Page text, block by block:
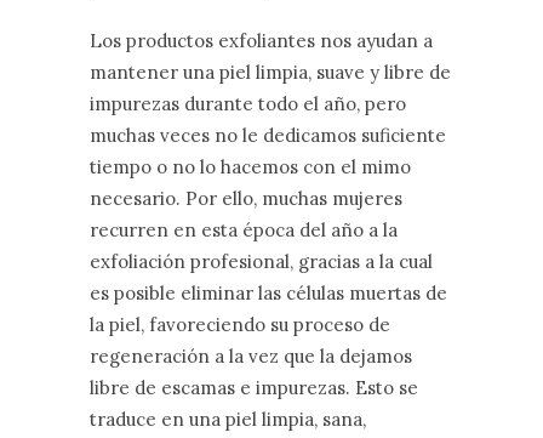
Los productos exfoliantes nos ayudan a
mantener una piel limpia, suave y libre de
impurezas durante todo el año, pero
muchas veces no le dedicamos suficiente
tiempo o no lo hacemos con el mimo
necesario. Por ello, muchas mujeres
recurren en esta época del año a la
exfoliación profesional, gracias a la cual
es posible eliminar las células muertas de
la piel, favoreciendo su proceso de
regeneración a la vez que la dejamos
libre de escamas e impurezas. Esto se
traduce en una piel limpia, sana,